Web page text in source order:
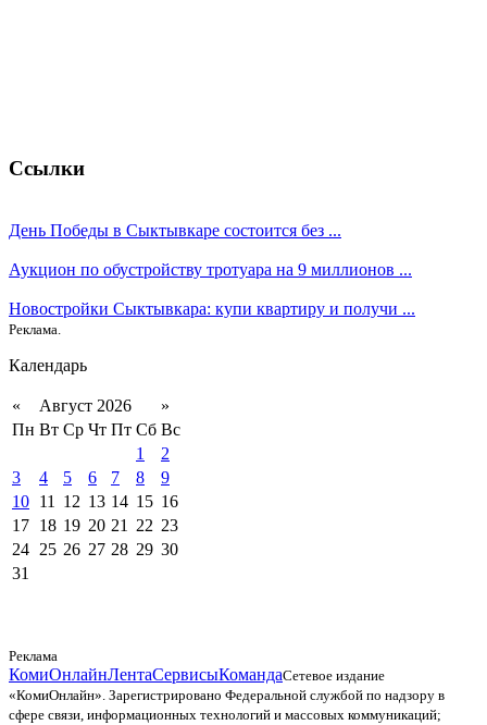
Ссылки
День Победы в Сыктывкаре состоится без ...
Аукцион по обустройству тротуара на 9 миллионов ...
Новостройки Сыктывкара: купи квартиру и получи ...
Реклама.
Календарь
« Август 2026
»
Пн Вт Ср Чт Пт Сб Вс
1
2
3
4 5 6 7 8
9
10 11 12 13 14 15 16
17 18 19 20 21 22 23
24 25 26 27 28 29 30
31
Реклама
КомиОнлайнЛентаСервисыКомандаСетевое издание
«КомиОнлайн». Зарегистрировано Федеральной службой по надзору в
сфере связи, информационных технологий и массовых коммуникаций;